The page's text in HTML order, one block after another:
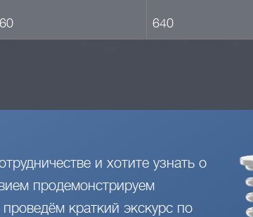
640
и хотите узнать о
продемонстрируем
краткий экскурс по